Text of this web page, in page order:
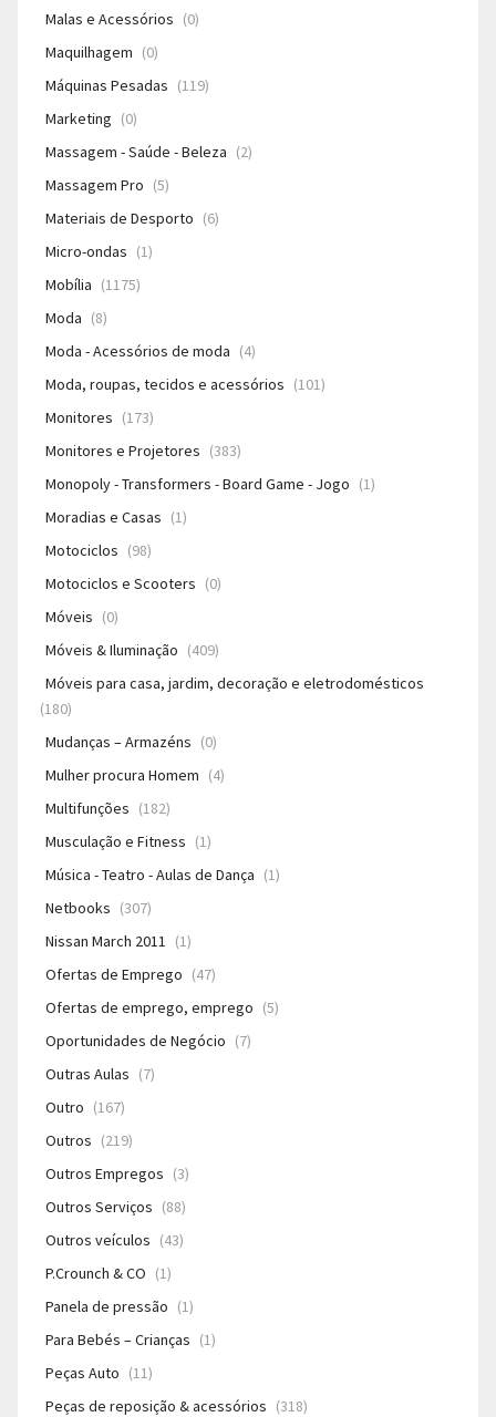
Malas e Acessórios (0)
Maquilhagem (0)
Máquinas Pesadas (119)
Marketing (0)
Massagem - Saúde - Beleza (2)
Massagem Pro (5)
Materiais de Desporto (6)
Micro-ondas (1)
Mobília (1175)
Moda (8)
Moda - Acessórios de moda (4)
Moda, roupas, tecidos e acessórios (101)
Monitores (173)
Monitores e Projetores (383)
Monopoly - Transformers - Board Game - Jogo (1)
Moradias e Casas (1)
Motociclos (98)
Motociclos e Scooters (0)
Móveis (0)
Móveis & Iluminação (409)
Móveis para casa, jardim, decoração e eletrodomésticos
(180)
Mudanças – Armazéns (0)
Mulher procura Homem (4)
Multifunções (182)
Musculação e Fitness (1)
Música - Teatro - Aulas de Dança (1)
Netbooks (307)
Nissan March 2011 (1)
Ofertas de Emprego (47)
Ofertas de emprego, emprego (5)
Oportunidades de Negócio (7)
Outras Aulas (7)
Outro (167)
Outros (219)
Outros Empregos (3)
Outros Serviços (88)
Outros veículos (43)
P.Crounch & CO (1)
Panela de pressão (1)
Para Bebés – Crianças (1)
Peças Auto (11)
Peças de reposição & acessórios (318)